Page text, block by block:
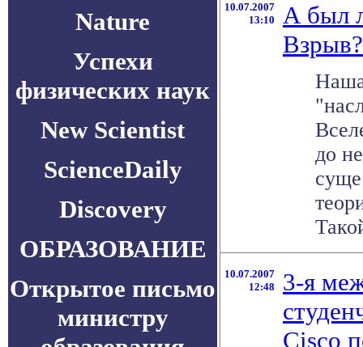
Nature
Успехи
физических наук
New Scientist
ScienceDaily
Discovery
ОБРАЗОВАНИЕ
Открытое письмо
министру
10.07.2007
13:10
А был
до
10.07.2007
12:48
3-я
Cisco